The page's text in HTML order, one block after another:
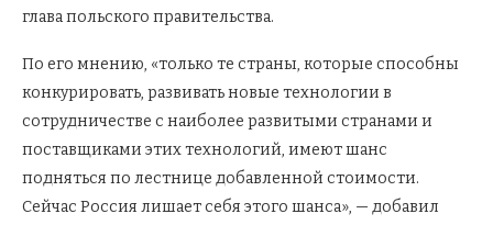
глава польского правительства.
По его мнению, «только те страны, которые способны
конкурировать, развивать новые технологии в
сотрудничестве с наиболее развитыми странами и
поставщиками этих технологий, имеют шанс
подняться по лестнице добавленной стоимости.
Сейчас Россия лишает себя этого шанса», — добавил